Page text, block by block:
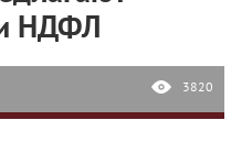
НДФЛ
3820